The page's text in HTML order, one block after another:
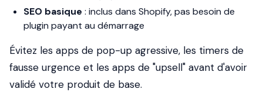
SEO basique : inclus dans Shopify, pas besoin de
plugin payant au démarrage
Évitez les apps de pop-up agressive, les timers de
fausse urgence et les apps de "upsell" avant d'avoir
validé votre produit de base.